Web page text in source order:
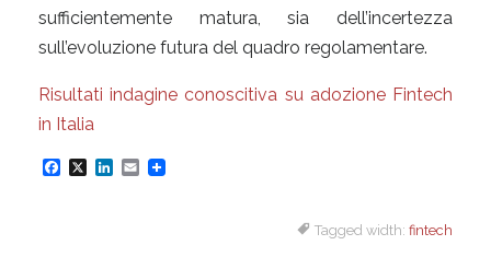
sufficientemente matura, sia dell’incertezza
sull’evoluzione futura del quadro regolamentare.
Risultati indagine conoscitiva su adozione Fintech
in Italia
F
X
L
E
Tagged width: fintech